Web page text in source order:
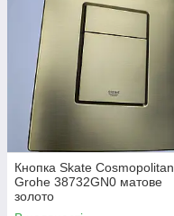
Кнопка Skate Cosmopolitan
Grohe 38732GN0 матове
золото